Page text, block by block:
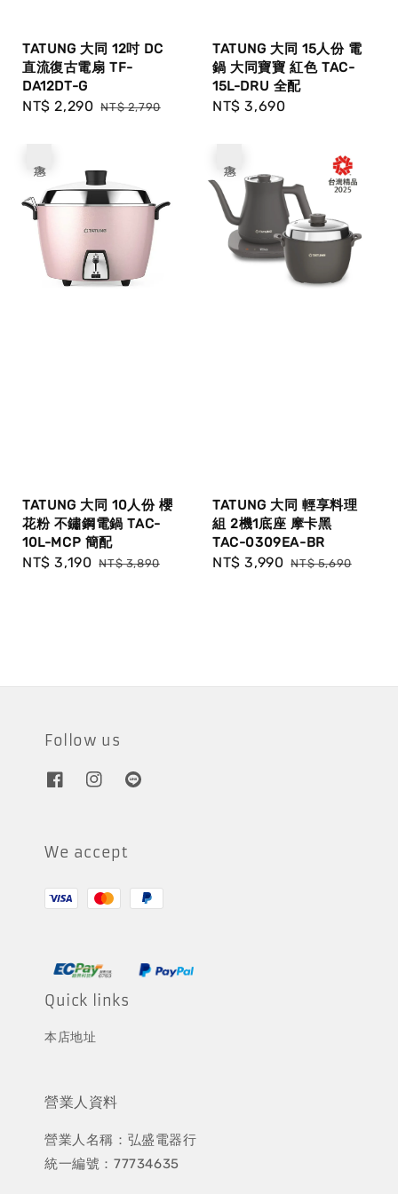
TATUNG 大同 12吋 DC
直流復古電扇 TF-
DA12DT-G
Sale
NT$ 2,290 Regular
NT$ 2,790
TATUNG 大同 15人份 電
鍋 大同寶寶 紅色 TAC-
15L-DRU 全配
Regular
NT$ 3,690
TATUNG 大同 10人份 櫻
花粉 不鏽鋼電鍋 TAC-
10L-MCP 簡配
Sale
NT$ 3,190 Regular
NT$ 3,890
TATUNG 大同 輕享料理
組 2機1底座 摩卡黑
TAC-0309EA-BR
Sale
NT$ 3,990 Regular
NT$ 5,690
Follow us
We accept
Quick links
本店地址
營業人資料
營業人名稱：弘盛電器行
統一編號：77734635